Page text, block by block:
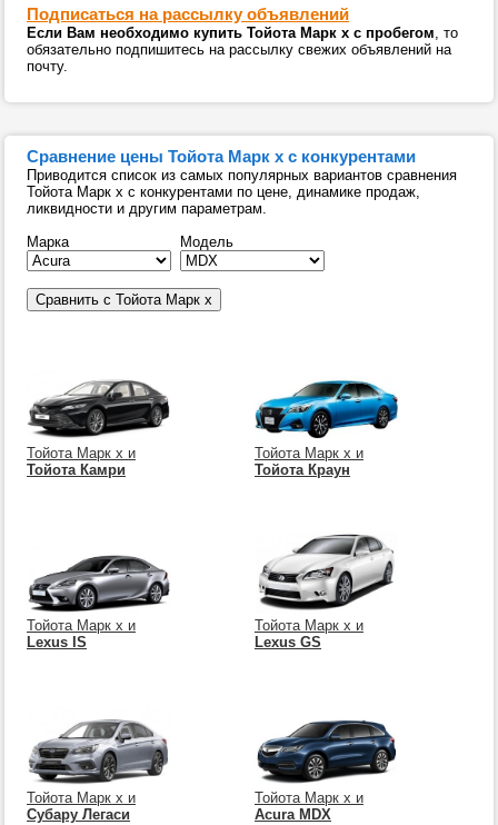
Подписаться на рассылку объявлений
Если Вам необходимо купить Тойота Марк х с пробегом, то
обязательно подпишитесь на рассылку свежих объявлений на
почту.
Сравнение цены Тойота Марк х с конкурентами
Приводится список из самых популярных вариантов сравнения
Тойота Марк х с конкурентами по цене, динамике продаж,
ликвидности и другим параметрам.
Марка
Модель
Тойота Марк х и
Тойота Камри
Тойота Марк х и
Тойота Краун
Тойота Марк х и
Lexus IS
Тойота Марк х и
Lexus GS
Тойота Марк х и
Субару Легаси
Тойота Марк х и
Acura MDX